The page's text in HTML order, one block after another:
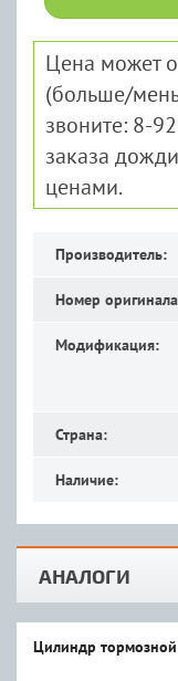
Цена может
(больше/
звоните: 8-
заказа
ценами.
Производитель:
Номер
Модификация:
Страна:
Наличие:
АНАЛОГИ
Цилиндр